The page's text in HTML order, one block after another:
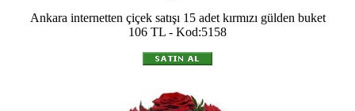
Ankara internetten çiçek satışı 15 adet kırmızı gülden buket
106 TL - Kod:5158